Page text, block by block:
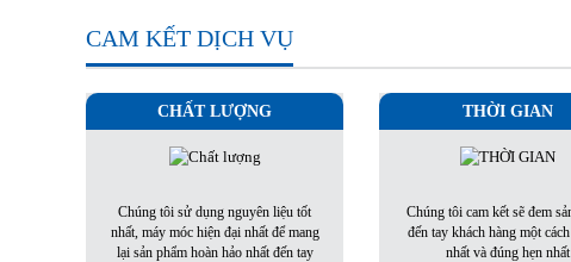
CAM KẾT DỊCH VỤ
CHẤT LƯỢNG
Chúng tôi sử dụng nguyên liệu tốt
nhất, máy móc hiện đại nhất để mang
lại sản phẩm hoàn hảo nhất đến tay
THỜI GIAN
Chúng tôi cam kết sẽ đem
đến tay khách hàng một
nhất và đúng hẹn nhất